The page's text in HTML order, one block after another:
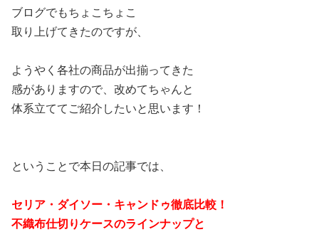
ブログでもちょこちょこ
取り上げてきたのですが、
ようやく各社の商品が出揃ってきた
感がありますので、改めてちゃんと
体系立ててご紹介したいと思います！
ということで本日の記事では、
セリア・ダイソー・キャンドゥ徹底比較！
不織布仕切りケースのラインナップと